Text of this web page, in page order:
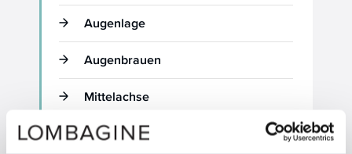
Augenlage
Augenbrauen
Mittelachse
Contouring